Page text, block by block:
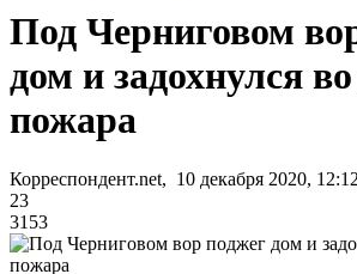
Под Черниговом
дом и задохнулся
пожара
Корреспондент.net, 10 декабря 2020, 12:12
23
3153